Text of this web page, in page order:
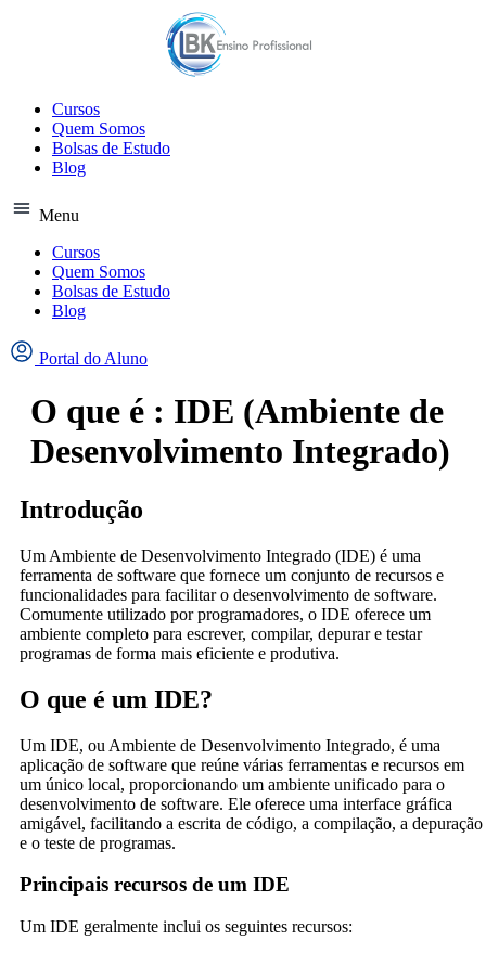
Cursos
Quem Somos
Bolsas de Estudo
Blog
Menu
Cursos
Quem Somos
Bolsas de Estudo
Blog
Portal do Aluno
O que é : IDE (Ambiente de
Desenvolvimento Integrado)
Introdução
Um Ambiente de Desenvolvimento Integrado (IDE) é uma
ferramenta de software que fornece um conjunto de recursos e
funcionalidades para facilitar o desenvolvimento de software.
Comumente utilizado por programadores, o IDE oferece um
ambiente completo para escrever, compilar, depurar e testar
programas de forma mais eficiente e produtiva.
O que é um IDE?
Um IDE, ou Ambiente de Desenvolvimento Integrado, é uma
aplicação de software que reúne várias ferramentas e recursos em
um único local, proporcionando um ambiente unificado para o
desenvolvimento de software. Ele oferece uma interface gráfica
amigável, facilitando a escrita de código, a compilação, a depuração
e o teste de programas.
Principais recursos de um IDE
Um IDE geralmente inclui os seguintes recursos: